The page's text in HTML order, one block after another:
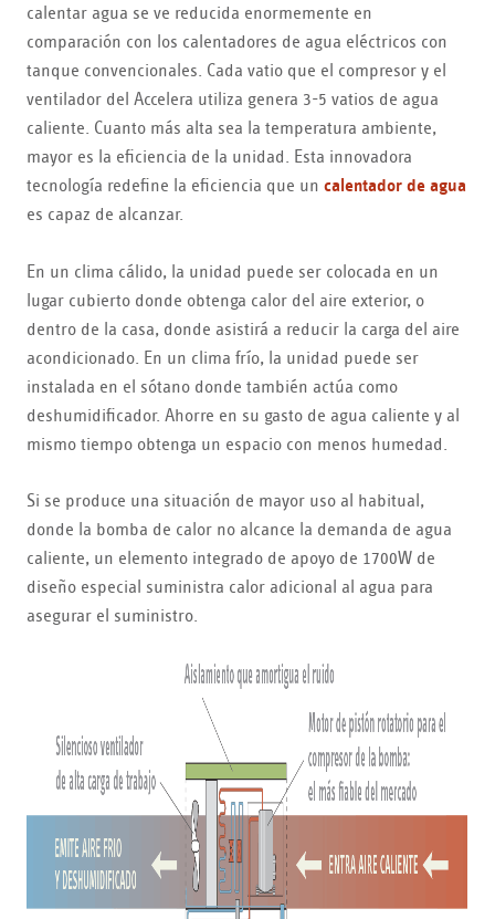
calentar agua se ve reducida enormemente en
comparación con los calentadores de agua eléctricos con
tanque convencionales. Cada vatio que el compresor y el
ventilador del Accelera utiliza genera 3-5 vatios de agua
caliente. Cuanto más alta sea la temperatura ambiente,
mayor es la eficiencia de la unidad. Esta innovadora
tecnología redefine la eficiencia que uncalentador de agua
es capaz de alcanzar.
En un clima cálido, la unidad puede ser colocada en un
lugar cubierto donde obtenga calor del aire exterior, o
dentro de la casa, donde asistirá a reducir la carga del aire
acondicionado. En un clima frío, la unidad puede ser
instalada en el sótano donde también actúa como
deshumidificador. Ahorre en su gasto de agua caliente y al
mismo tiempo obtenga un espacio con menos humedad.
Si se produce una situación de mayor uso al habitual,
donde la bomba de calor no alcance la demanda de agua
caliente, un elemento integrado de apoyo de 1700W de
diseño especial suministra calor adicional al agua para
asegurar el suministro.